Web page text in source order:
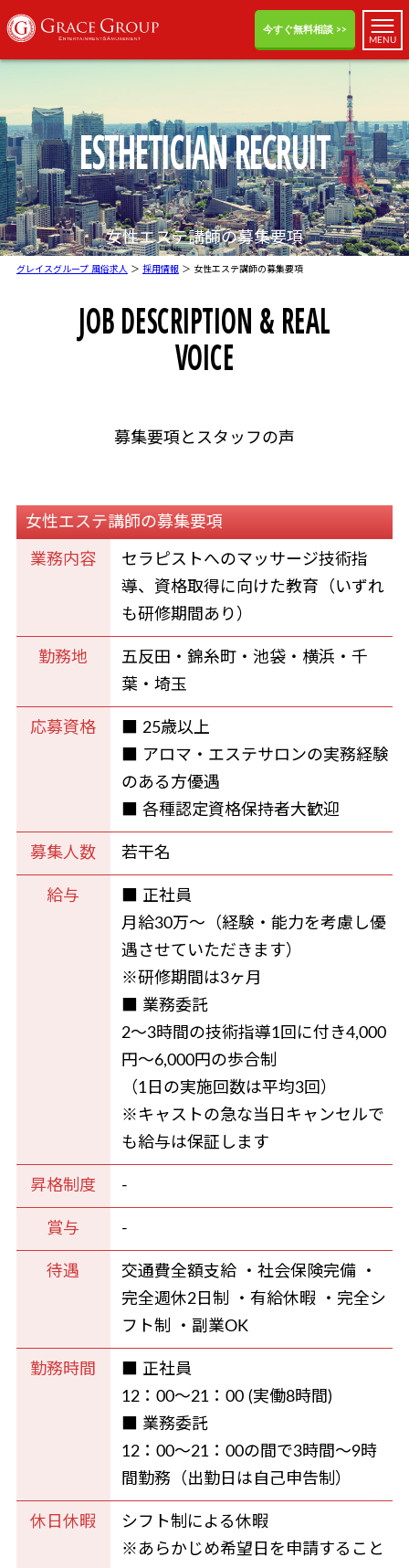
ESTHETICIAN RECRUIT
女性エステ講師の募集要項
グレイスグループ 風俗求人 ＞ 採用情報＞ 女性エステ講師の募集要項
JOB DESCRIPTION & REAL
VOICE
募集要項とスタッフの声
女性エステ講師の募集要項
業務内容
セラピストへのマッサージ技術指
導、資格取得に向けた教育（いずれ
も研修期間あり）
勤務地
五反田・錦糸町・池袋・横浜・千
葉・埼玉
応募資格
■ 25歳以上
■ アロマ・エステサロンの実務経験
のある方優遇
■ 各種認定資格保持者大歓迎
募集人数 若干名
給与
■ 正社員
月給30万～（経験・能力を考慮し優
遇させていただきます）
※研修期間は3ヶ月
■ 業務委託
2～3時間の技術指導1回に付き4,000
円～6,000円の歩合制
（1日の実施回数は平均3回）
※キャストの急な当日キャンセルで
も給与は保証します
昇格制度 -
賞与 -
待遇
交通費全額支給 ・社会保険完備 ・
完全週休2日制 ・有給休暇 ・完全シ
フト制 ・副業OK
勤務時間
■ 正社員
12：00～21：00 (実働8時間)
■ 業務委託
12：00～21：00の間で3時間～9時
間勤務（出勤日は自己申告制）
休日休暇
シフト制による休暇
※あらかじめ希望日を申請すること
今すぐ無料相談 >>
MENU